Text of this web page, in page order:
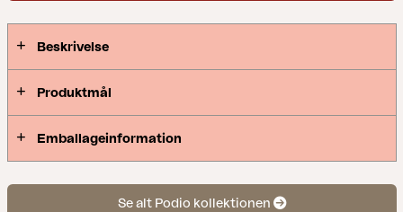
Beskrivelse
Produktmål
Emballageinformation
Se alt Podio kollektionen